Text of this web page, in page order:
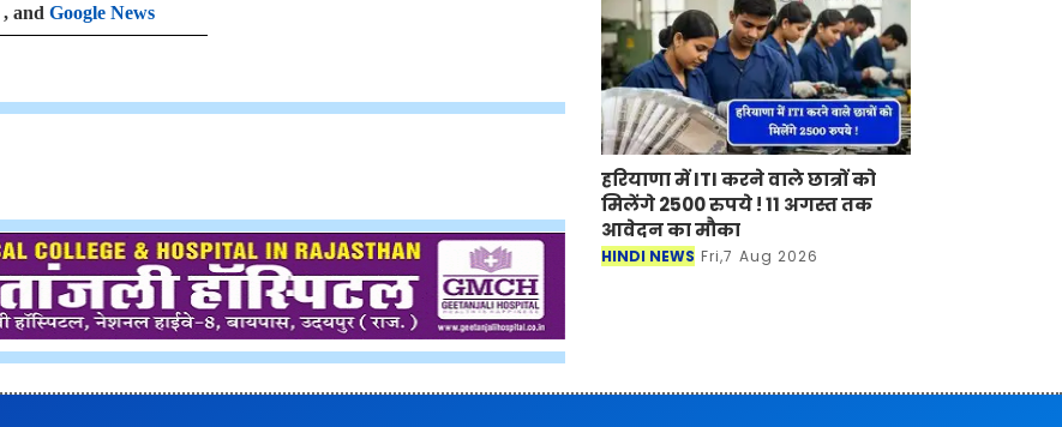
, and Google News
हरियाणा में ITI करने वाले छात्रों को
मिलेंगे 2500 रुपये ! 11 अगस्त तक
आवेदन का मौका
HINDI NEWS Fri,7 Aug 2026